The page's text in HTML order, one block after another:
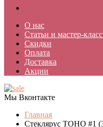
О нас
Статьи и мастер-
Скидки
Оплата
Доставка
Акции
Мы Вконтакте
Главная
Стеклярус TOHO #1